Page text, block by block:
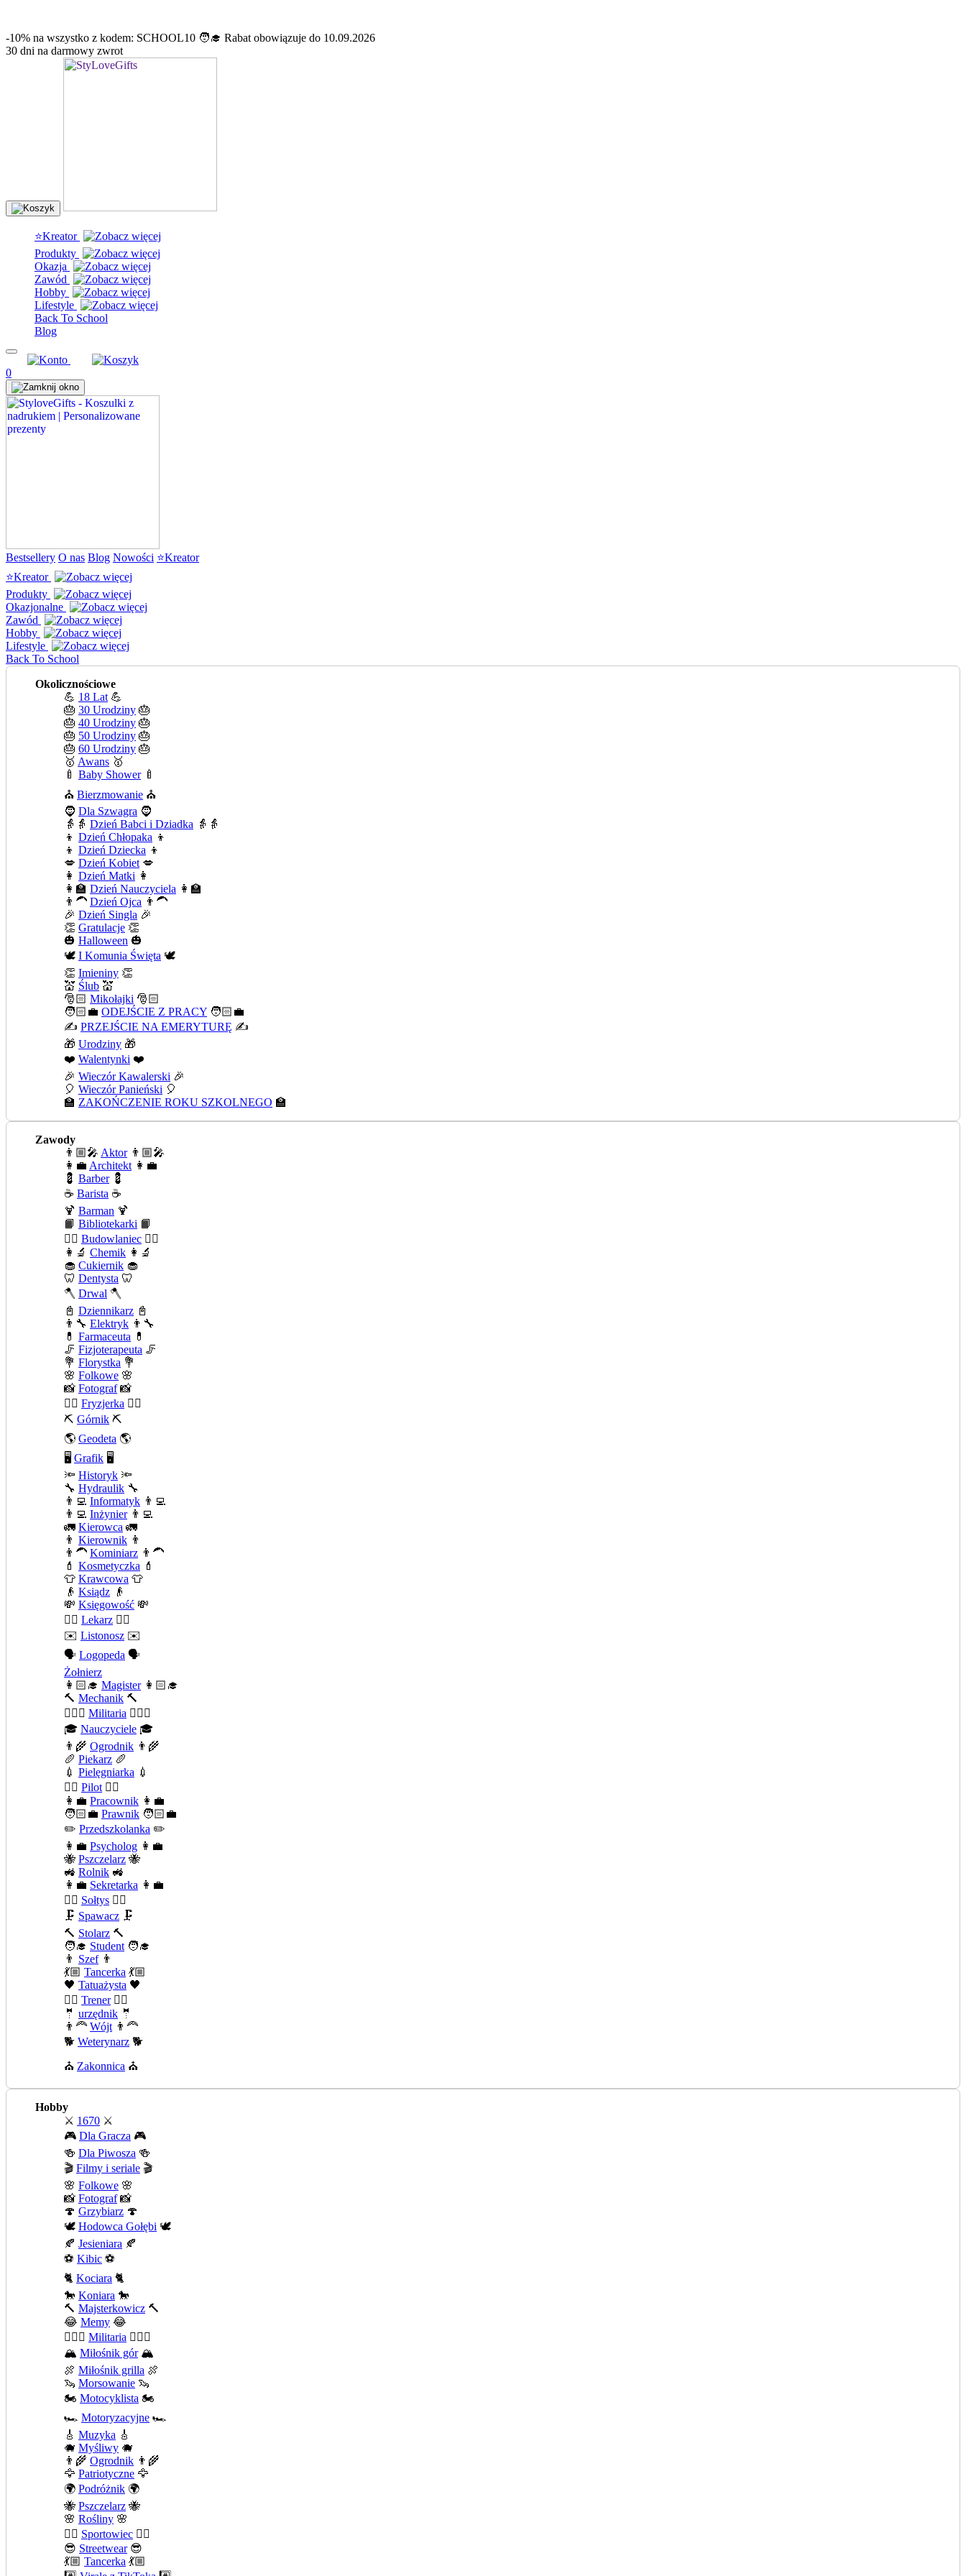
-10% na wszystko z kodem: SCHOOL10 🧑‍🎓 Rabat obowiązuje do 10.09.2026
30 dni na darmowy zwrot
⭐Kreator
Produkty
Okazja
Zawód
Hobby
Lifestyle
Back To School
Blog
0
Bestsellery O nas Blog Nowości ⭐Kreator
⭐Kreator
Produkty
Okazjonalne
Zawód
Hobby
Lifestyle
Back To School
Okolicznościowe
💪 18 Lat 💪
🎂 30 Urodziny 🎂
🎂 40 Urodziny 🎂
🎂 50 Urodziny 🎂
🎂 60 Urodziny 🎂
🥇 Awans 🥇
🍼 Baby Shower🍼
⛪ Bierzmowanie ⛪
🧔 Dla Szwagra 🧔
👵👵 Dzień Babci i Dziadka 👵👵
👦 Dzień Chłopaka 👦
👦 Dzień Dziecka 👦
💋 Dzień Kobiet 💋
👩 Dzień Matki 👩
👩‍🏫 Dzień Nauczyciela 👩‍🏫
👨‍🦱 Dzień Ojca 👨‍🦱
🎉 Dzień Singla 🎉
👏 Gratulacje 👏
🎃 Halloween 🎃
🕊️ I Komunia Święta 🕊️
👏 Imieniny 👏
💒 Ślub 💒
🎅🏻 Mikołajki 🎅🏻
🧑🏻‍💼 ODEJŚCIE Z PRACY 🧑🏻‍💼
✍️ PRZEJŚCIE NA EMERYTURĘ ✍️
🎁 Urodziny 🎁
❤️ Walentynki ❤️
🎉 Wieczór Kawalerski 🎉
🎈 Wieczór Panieński 🎈
🏫 ZAKOŃCZENIE ROKU SZKOLNEGO 🏫
Zawody
👨🏼‍🎤 Aktor👨🏼‍🎤
👩‍💼 Architekt 👩‍💼
💈 Barber💈
☕ Barista ☕
🍹 Barman 🍹
📙 Bibliotekarki 📙
👷‍♂️ Budowlaniec 👷‍♂️
👩‍🔬 Chemik 👩‍🔬
🧁 Cukiernik 🧁
🦷 Dentysta 🦷
🪓 Drwal 🪓
📓 Dziennikarz 📓
👨‍🔧 Elektryk 👨‍🔧
💊 Farmaceuta 💊
🦵 Fizjoterapeuta 🦵
💐 Florystka 💐
🌸 Folkowe 🌸
📸 Fotograf📸
💇‍♀️ Fryzjerka 💇‍♀️
⛏️ Górnik ⛏️
🌎 Geodeta 🌎
🖥️ Grafik 🖥️
🔦 Historyk 🔦
🔧 Hydraulik 🔧
👨‍💻 Informatyk 👨‍💻
👨‍💻 Inżynier👨‍💻
🚛 Kierowca 🚛
👨 Kierownik 👨
👨‍🦱 Kominiarz 👨‍🦱
💄 Kosmetyczka 💄
👕 Krawcowa 👕
👴 Ksiądz 👴
💸 Księgowość 💸
👨‍⚕️ Lekarz 👨‍⚕️
✉️ Listonosz ✉️
🗣️ Logopeda 🗣️
Żołnierz
👩🏻‍🎓 Magister👩🏻‍🎓
🔨 Mechanik 🔨
💂🏻‍♂️ Militaria 💂🏻‍♂️
🎓 Nauczyciele 🎓
👨‍🌾 Ogrodnik 👨‍🌾
🥖 Piekarz 🥖
💉 Pielęgniarka 💉
👨‍✈️ Pilot 👨‍✈️
👩‍💼 Pracownik 👩‍💼
🧑🏻‍💼 Prawnik 🧑🏻‍💼
✏️ Przedszkolanka ✏️
👩‍💼 Psycholog 👩‍💼
🐝 Pszczelarz 🐝
🚜 Rolnik 🚜
👩‍💼 Sekretarka 👩‍💼
🧍‍♂️ Sołtys 🧍‍♂️
🗜️ Spawacz 🗜️
🔨 Stolarz 🔨
🧑‍🎓 Student 🧑‍🎓
👨 Szef👨
💃🏼 Tancerka 💃🏼
🖤 Tatuażysta 🖤
🏄‍♂️ Trener🏄‍♂️
🤵 urzędnik 🤵
👨‍🦰 Wójt 👨‍🦰
🐕 Weterynarz 🐕
⛪ Zakonnica ⛪
Hobby
⚔️ 1670 ⚔️
🎮 Dla Gracza 🎮
🍻 Dla Piwosza 🍻
🎬 Filmy i seriale 🎬
🌸 Folkowe 🌸
📸 Fotograf📸
🍄 Grzybiarz 🍄
🕊️ Hodowca Gołębi 🕊️
🍂 Jesieniara 🍂
⚽ Kibic ⚽
🐈 Kociara 🐈
🐎 Koniara 🐎
🔨 Majsterkowicz 🔨
😂 Memy 😂
💂🏻‍♂️ Militaria 💂🏻‍♂️
🏔️ Miłośnik gór🏔️
🍖 Miłośnik grilla 🍖
🦦 Morsowanie 🦦
🏍️ Motocyklista 🏍️
🏎️ Motoryzacyjne 🏎️
🎸 Muzyka 🎸
🐗 Myśliwy 🐗
👨‍🌾 Ogrodnik 👨‍🌾
🦅 Patriotyczne 🦅
🌍 Podróżnik 🌍
🐝 Pszczelarz 🐝
🌸 Rośliny 🌸
🤾‍♀️ Sportowiec 🤾‍♀️
😎 Streetwear😎
💃🏼 Tancerka 💃🏼